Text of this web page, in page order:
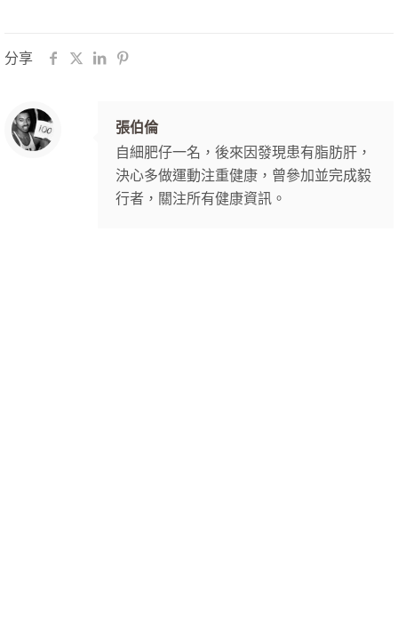
分享
張伯倫
自細肥仔一名，後來因發現患有脂肪肝，
決心多做運動注重健康，曾參加並完成毅
行者，關注所有健康資訊。